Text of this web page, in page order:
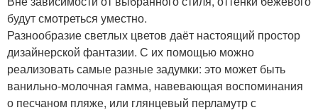
будут смотреться уместно.
Разнообразие светлых цветов даёт настоящий простор
дизайнерской фантазии. С их помощью можно
реализовать самые разные задумки: это может быть
ванильно-молочная гамма, навевающая воспоминания
о песчаном пляже, или глянцевый перламутр с